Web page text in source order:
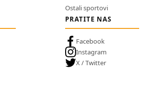
Ostali sportovi
PRATITE NAS
Facebook
Instagram
X / Twitter